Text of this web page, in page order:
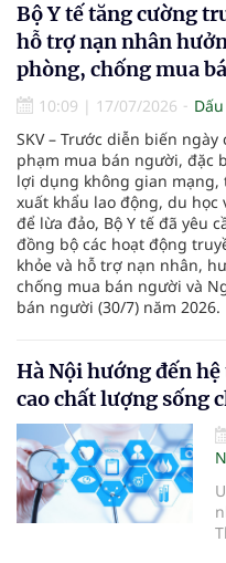
Bộ Y tế tăng cường
hỗ trợ nạn nhân
phòng, chống mua
10:09 | 17/07/2026
SKV – Trước diễn biến
phạm mua bán người, đặc
lợi dụng không gian
xuất khẩu lao động, du học
để lừa đảo, Bộ Y tế đã yêu
đồng bộ các hoạt động
khỏe và hỗ trợ nạn nhân,
chống mua bán người và
bán người (30/7) năm 2026.
Hà Nội hướng đến
cao chất lượng sống